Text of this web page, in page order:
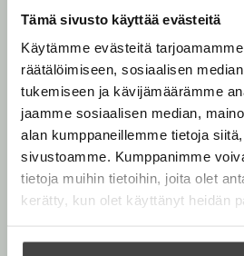
Tämä sivusto käyttää evästeitä
Käytämme evästeitä
räätälöimiseen, sosiaalisen
tukemiseen ja kävijämäärämme
jaamme sosiaalisen median,
alan kumppaneillemme tietoja
sivustoamme. Kumppanimme
tietoja muihin tietoihin, joita olet
kerätty, kun olet käyttänyt heidän
e
n
t
e
e
n
e
h
t
e
e
n
Karin Smirnoff
Karin Smirnoff (s. 1964)
kunnes kyllästyi ja osti
Pohjois-Ruotsista. Hän on
luo sai alkunsa. Jana Kippo -